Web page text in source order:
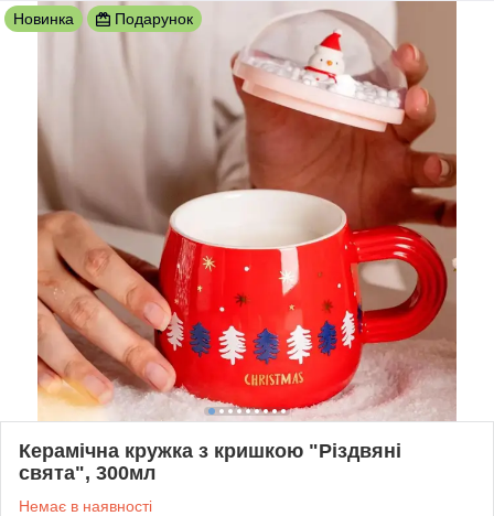
Новинка Подарунок
Керамічна кружка з кришкою "Різдвяні
свята", 300мл
Немає в наявності